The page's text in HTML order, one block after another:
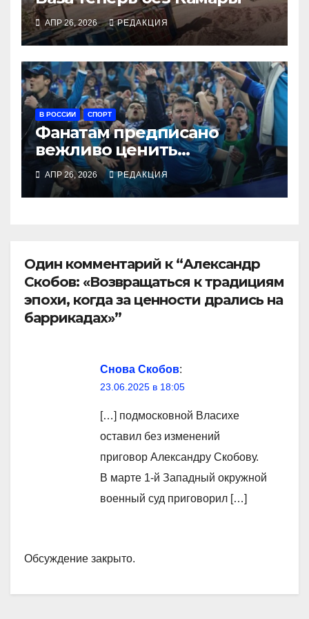
АПР 26, 2026 РЕДАКЦИЯ
В РОССИИ СПОРТ
Фанатам предписано
вежливо ценить
социальные группы
АПР 26, 2026 РЕДАКЦИЯ
Один комментарий к “Александр
Скобов: «Возвращаться к традициям
эпохи, когда за ценности дрались на
баррикадах»”
Снова Скобов:
23.06.2025 в 18:05
[…] подмосковной Власихе
оставил без изменений
приговор Александру Скобову.
В марте 1-й Западный окружной
военный суд приговорил […]
Обсуждение закрыто.